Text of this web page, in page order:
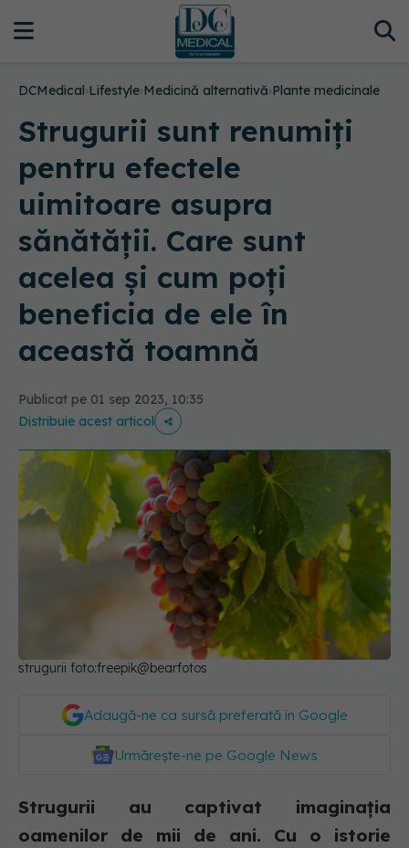
DCMedical›Lifestyle›Medicină alternativă›Plante medicinale
Strugurii sunt renumiți
pentru efectele
uimitoare asupra
sănătății. Care sunt
acelea și cum poți
beneficia de ele în
această toamnă
Publicat pe 01 sep 2023, 10:35
Distribuie acest articol
strugurii foto:freepik@bearfotos
Adaugă-ne ca sursă preferată în Google
Urmărește-ne pe Google News
Strugurii au captivat imaginația
oamenilor de mii de ani. Cu o istorie